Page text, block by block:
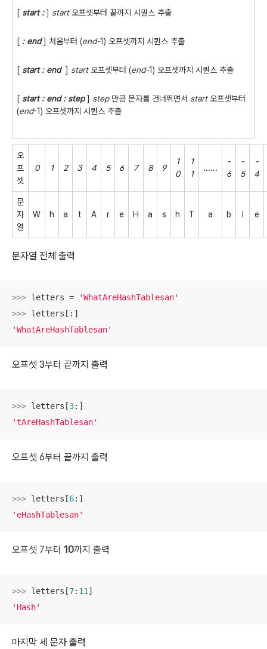
[ start : ] start오프셋부터 끝까지 시퀀스 추출
[ : end ] 처음부터 (end-1) 오프셋까지 시퀀스 추출
[ start : end ] start오프셋부터 (end-1) 오프셋까지 시퀀스 추출
[ start : end : step ] step만큼 문자를 건너뛰면서 start오프셋부터
(end-1) 오프셋까지 시퀀스 추출
오
프
셋
0 1 2 3 4 5 6 7 8 9
1
0
1
1
......
-
6
-
5
-
4
문
자
열
W h a t A r e H a s h T a b e
문자열 전체 출력
>>> letters =
'WhatAreHashTablesan'
>>>
'WhatAreHashTablesan'
오프셋 3부터 끝까지 출력
>>> letters[3
'tAreHashTablesan'
오프셋 6부터 끝까지 출력
>>> letters[6
'eHashTablesan'
오프셋 7부터 10까지 출력
>>> letters[7: 11
'Hash'
마지막 세 문자 출력